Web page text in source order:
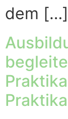
dem […]